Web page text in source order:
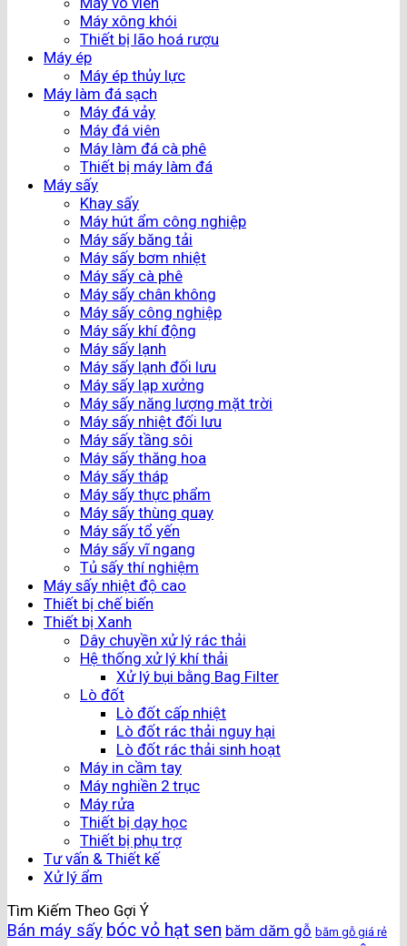
Máy xông khói
Thiết bị lão hoá rượu
Máy ép
Máy ép thủy lực
Máy làm đá sạch
Máy đá vảy
Máy đá viên
Máy làm đá cà phê
Thiết bị máy làm đá
Máy sấy
Khay sấy
Máy hút ẩm công nghiệp
Máy sấy băng tải
Máy sấy bơm nhiệt
Máy sấy cà phê
Máy sấy chân không
Máy sấy công nghiệp
Máy sấy khí động
Máy sấy lạnh
Máy sấy lạnh đối lưu
Máy sấy lạp xưởng
Máy sấy năng lượng mặt trời
Máy sấy nhiệt đối lưu
Máy sấy tầng sôi
Máy sấy thăng hoa
Máy sấy tháp
Máy sấy thực phẩm
Máy sấy thùng quay
Máy sấy tổ yến
Máy sấy vĩ ngang
Tủ sấy thí nghiệm
Máy sấy nhiệt độ cao
Thiết bị chế biến
Thiết bị Xanh
Dây chuyền xử lý rác thải
Hệ thống xử lý khí thải
Xử lý bụi bằng Bag Filter
Lò đốt
Lò đốt cấp nhiệt
Lò đốt rác thải nguy hại
Lò đốt rác thải sinh hoạt
Máy in cầm tay
Máy nghiền 2 trục
Máy rửa
Thiết bị dạy học
Thiết bị phụ trợ
Tư vấn & Thiết kế
Xử lý ẩm
Tìm Kiếm Theo Gợi Ý
Bán máy sấy bóc vỏ hạt sen băm dăm gỗ băm gỗ giá rẻ